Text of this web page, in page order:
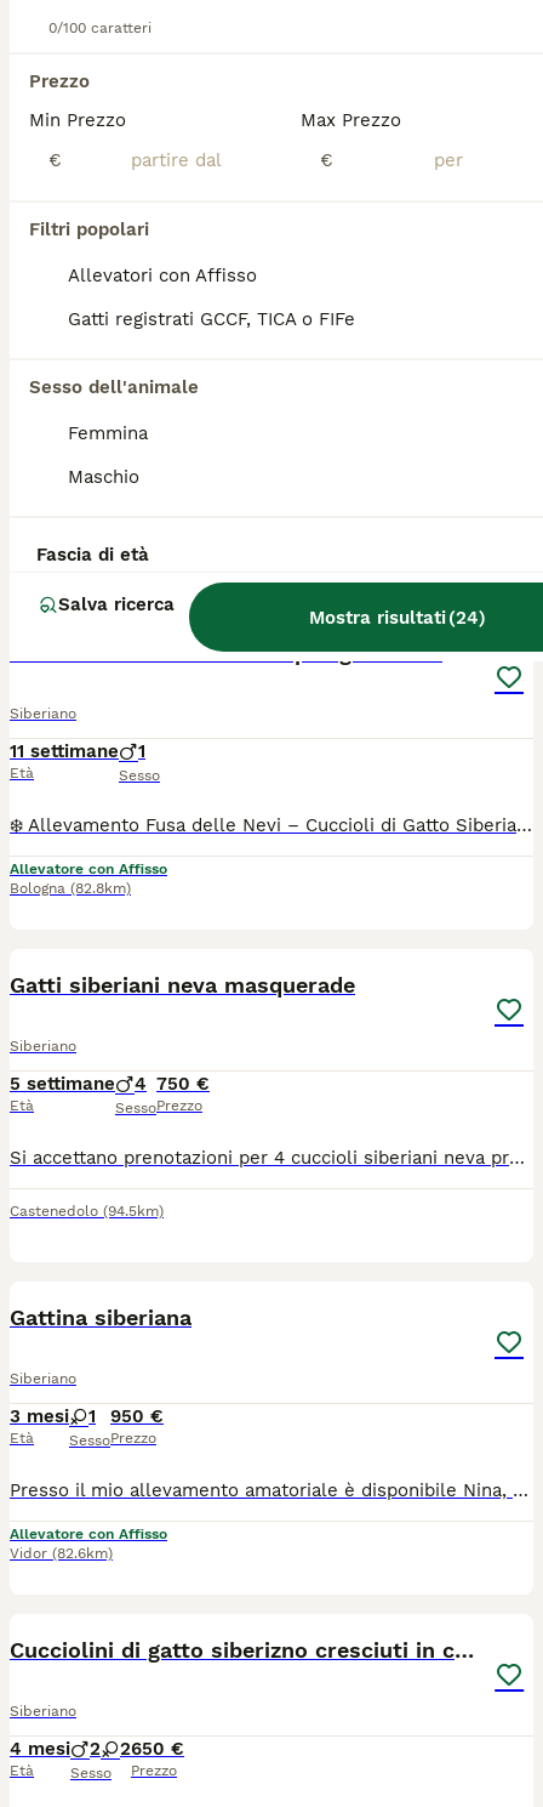
0/100 caratteri
Prezzo
Min Prezzo
€
Max Prezzo
€
Filtri popolari
Allevatori con Affisso
Gatti registrati GCCF, TICA o FIFe
Sesso dell'animale
Femmina
Maschio
Fascia di età
Salva ricerca
Mostra risultati(24)
Dolce Nina
Siberiano
3 mesi 1 900 €
Allevatore con Affisso
Ultimo cucciolo Siberiano pedigree ENFI
Siberiano
11 settimane
Età
1
Sesso
❄️ Allevamento Fusa delle Nevi – Cuccioli di Gatto Siberiano con Pedigree ENFI ❄️ Con passione e dedizione alleviamo pochi cuccioli all’anno, seguendoli ogni giorno in un ambiente familiare, dove crescono circondati da amore, attenzioni e una corretta socializzazione. 🐾 E” rimasto disponibile il piccolo e dolce NORTHON , splendidi cucciolo di Gatto Siberiano, pronto a raggiungere le loro nuove famiglie tra fine agosto e i primi di settembre. I nostri cuccioli vengono affidati con: ✔️ Pedigree ENFI ✔️ Libretto sanitario ✔️ Vaccinazioni e sverminazioni effettuate ✔️ Contratto di cessione ✔️ Garanzie sanitarie - [x] I genitori sono entrambi con pedigree ENFI, testati FIV e FeLV negativi ed esenti da patologie cardiache ereditarierilasceremo regolare documentazione . Sarà possibile venire a conoscere senza alcun impegno i cuccioli, i loro genitori e il nostro allevamento. 📍 Bologna Se non sei della zona contattaci per fare videochiamata TUTTI I NOSTRI CUCCIOLI NON SONO NE IN REGALO NE IN ADOZIONE .Il contributo richiesto è il risultato di un percorso fatto di selezione, cure, controlli sanitari, alimentazione di qualità e tanta dedizione. Cerchiamo famiglie che condividano i nostri stessi valori e che mettano al primo posto il benessere.
Allevatore con Affisso
Bologna (82.8km)
Gatti siberiani neva masquerade
Siberiano
5 settimane
Età
4
Sesso
750 €
Prezzo
Si accettano prenotazioni per 4 cuccioli siberiani neva pronti per fine agosto. Genitori visibili entrambi siberiani neva puri, sani, in regola con tutte le vaccinazioni e testati fiv/felv negativi. I cuccioli saranno consegnati con doppia sverminazione, svezzati con cibo di ottima qualità e abituati alla lettiera e tiragraffi. Non hanno il pedigree.
Castenedolo (94.5km)
Gattina siberiana
Siberiano
3 mesi
Età
1
Sesso
950 €
Prezzo
Presso il mio allevamento amatoriale è disponibile Nina, una dolcissima gattina siberiana! Nina è disponibile da subito poiché ha già compiuto i tre mesi di vita. Verrà ceduta con: -Pedigree ENFI -Doppia vaccinazione e sverminazione -certificato di buona salute -kit di benvenuto La gattina è ben socializzata, cresciuta in casa, abituata all’utilizzo di lettiera e tiragraffi. Nina NON È IN REGALO. Per qualsiasi informazione non esitare a contattarmi al numero 3407813473. Se ti fa piacere, puoi seguirmi su instagram per vedere foto e aggiornamenti:@tyumen_cats
Allevatore con Affisso
Vidor (82.6km)
Cucciolini di gatto siberizno cresciuti in casa
Siberiano
4 mesi
Età
2 2
Sesso
650 €
Prezzo